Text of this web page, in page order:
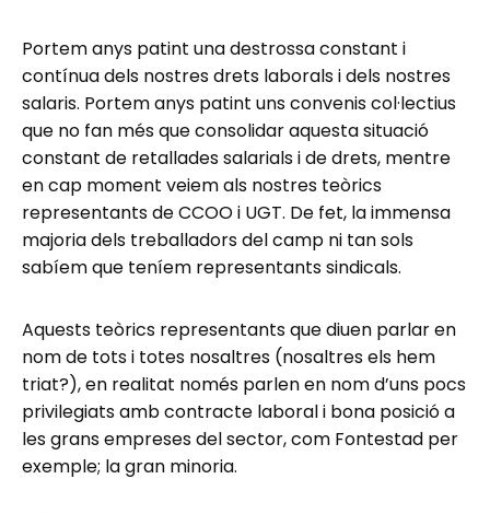
Portem anys patint una destrossa constant i
contínua dels nostres drets laborals i dels nostres
salaris. Portem anys patint uns convenis col·lectius
que no fan més que consolidar aquesta situació
constant de retallades salarials i de drets, mentre
en cap moment veiem als nostres teòrics
representants de CCOO i UGT. De fet, la immensa
majoria dels treballadors del camp ni tan sols
sabíem que teníem representants sindicals.
Aquests teòrics representants que diuen parlar en
nom de tots i totes nosaltres (nosaltres els hem
triat?), en realitat només parlen en nom d’uns pocs
privilegiats amb contracte laboral i bona posició a
les grans empreses del sector, com Fontestad per
exemple; la gran minoria.